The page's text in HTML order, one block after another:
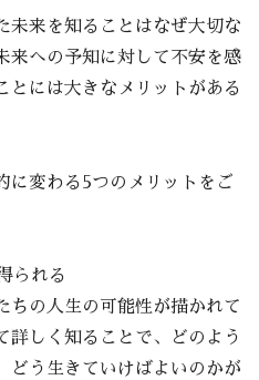
未来を知ることはなぜ大切な
来への予知に対して不安を感
とには大きなメリットがある
に変わる5つのメリットをご
られる
ちの人生の可能性が描かれて
詳しく知ることで、どのよう
どう生きていけばよいのかが